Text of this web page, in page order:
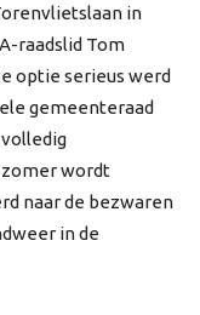
in
raadslid Tom
optie serieus werd
gemeenteraad
zomer wordt
naar de bezwaren
in de